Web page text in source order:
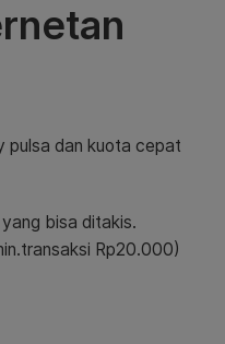
pulsa dan kuota cepat
bisa ditakis.
Rp20.000)